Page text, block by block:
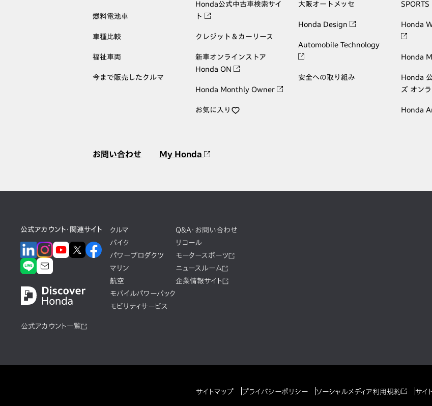
燃料電池車
車種比較
福祉車両
今まで販売したクルマ
Honda公式中古車検索サイ
ト
クレジット＆カーリース
新車オンラインストア
Honda ON
Honda Monthly Owner
お気に入り
大阪オートメッセ
Honda Design
Automobile Technology
安全への取り組み
Honda
Honda
Honda
ズ オン
Honda
お問い合わせ My Honda
公式アカウント・関連サイト
公式アカウント一覧
クルマ
バイク
パワープロダクツ
マリン
航空
モバイルパワーパック
モビリティサービス
Q&A・お問い合わせ
リコール
モータースポーツ
ニュースルーム
企業情報サイト
サイトマップ プライバシーポリシー ソーシャルメディア利用規約 サイ